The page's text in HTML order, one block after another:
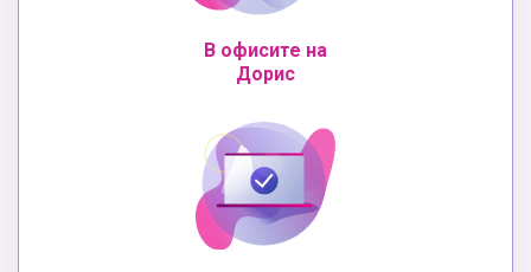
В офисите на
Дорис